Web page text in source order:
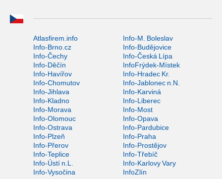
Atlasfirem.info
Info-M. Boleslav
Info-Brno.cz
Info-Budějovice
Info-Čechy
Info-Česká Lípa
Info-Děčín
InfoFrýdek-Místek
Info-Havířov
Info-Hradec Kr.
Info-Chomutov
Info-Jablonec n.N.
Info-Jihlava
Info-Karviná
Info-Kladno
Info-Liberec
Info-Morava
Info-Most
Info-Olomouc
Info-Opava
Info-Ostrava
Info-Pardubice
Info-Plzeň
Info-Praha
Info-Přerov
Info-Prostějov
Info-Teplice
Info-Třebíč
Info-Ústí n.L.
Info-Karlovy Vary
Info-Vysočina
InfoZlín